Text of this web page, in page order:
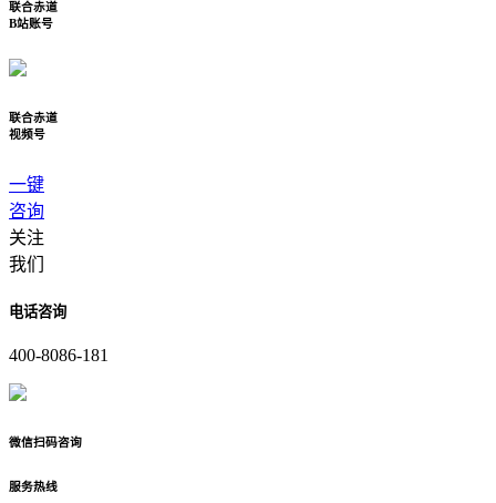
联合赤道
B站账号
联合赤道
视频号
一键
咨询
关注
我们
电话咨询
400-8086-181
微信扫码咨询
服务热线